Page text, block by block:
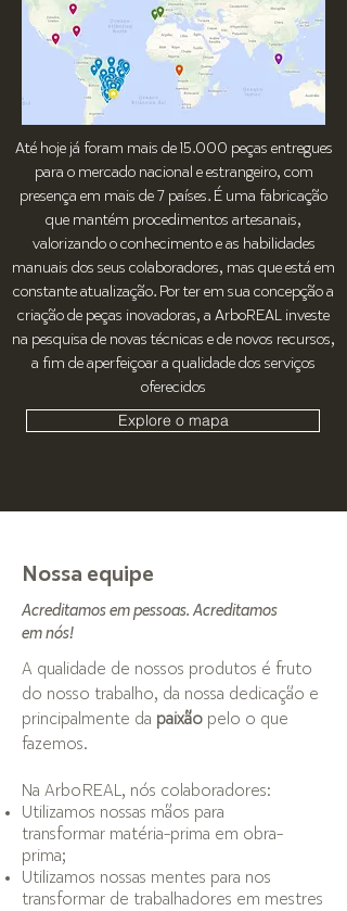
Até hoje já foram mais de 15.000 peças entregues
para o mercado nacional e estrangeiro, com
presença em mais de 7 países. É uma fabricação
que mantém procedimentos artesanais,
valorizando o conhecimento e as habilidades
manuais dos seus colaboradores, mas que está em
constante atualização. Por ter em sua concepção a
criação de peças inovadoras, a ArboREAL investe
na pesquisa de novas técnicas e de novos recursos,
a fim de aperfeiçoar a qualidade dos serviços
oferecidos
Explore o mapa
Nossa equipe
Acreditamos em pessoas. Acreditamos
em nós!
A qualidade de nossos produtos é fruto
do nosso trabalho, da nossa dedicação e
principalmente da paixão pelo o que
fazemos.
Na ArboREAL, nós colaboradores:
Utilizamos nossas mãos para
transformar matéria-prima em obra-
prima;
Utilizamos nossas mentes para nos
transformar de trabalhadores em mestres